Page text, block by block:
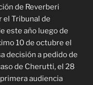
de Reverberi
el Tribunal de
este año luego de
10 de octubre el
decisión a pedido de
de Cherutti, el 28
audiencia